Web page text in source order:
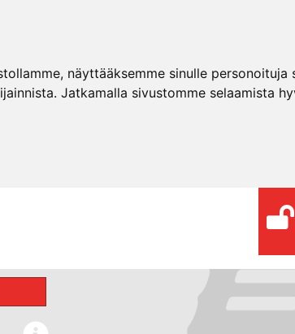
näyttääksemme sinulle personoituja
Jatkamalla sivustomme selaamista